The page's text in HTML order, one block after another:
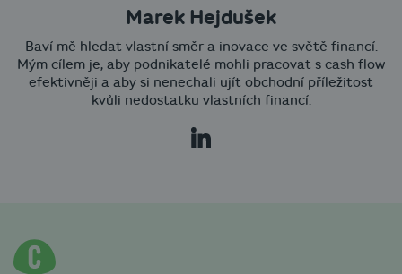
Marek Hejdušek
Baví mě hledat vlastní směr a inovace ve světě financí.
Mým cílem je, aby podnikatelé mohli pracovat s cash flow
efektivněji a aby si nenechali ujít obchodní příležitost
kvůli nedostatku vlastních financí.